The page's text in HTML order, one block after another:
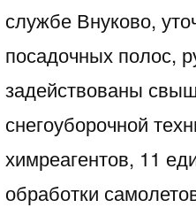
службе Внуково,
посадочных полос,
задействованы
снегоуборочной
химреагентов, 11
обработки